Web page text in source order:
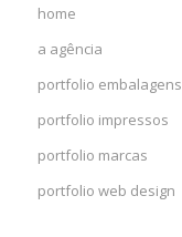
home
a agência
portfolio embalagens
portfolio impressos
portfolio marcas
portfolio web design